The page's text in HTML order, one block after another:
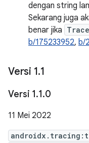
dengan string
Sekarang juga
benar jika
b/175233952, b/
Versi 1.1
Versi 1.1.0
11 Mei 2022